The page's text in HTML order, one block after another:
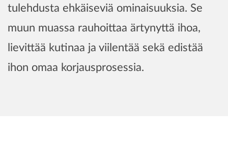
tulehdusta ehkäiseviä ominaisuuksia. Se
muun muassa rauhoittaa ärtynyttä ihoa,
lievittää kutinaa ja viilentää sekä edistää
ihon omaa korjausprosessia.